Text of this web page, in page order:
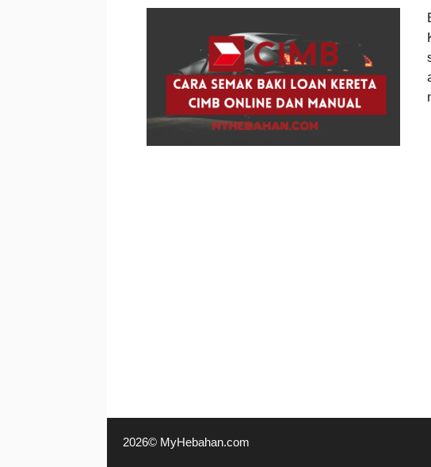
2026© MyHebahan.com